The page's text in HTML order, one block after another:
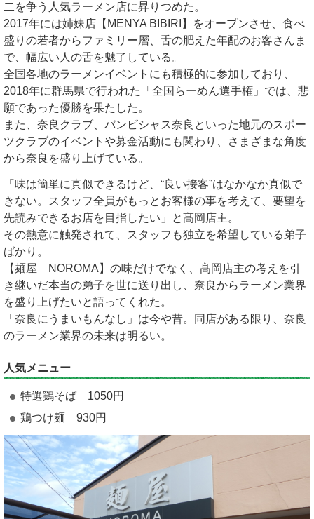
二を争う人気ラーメン店に昇りつめた。
2017年には姉妹店【MENYA BIBIRI】をオープンさせ、食べ
盛りの若者からファミリー層、舌の肥えた年配のお客さんま
で、幅広い人の舌を魅了している。
全国各地のラーメンイベントにも積極的に参加しており、
2018年に群馬県で行われた「全国らーめん選手権」では、悲
願であった優勝を果たした。
また、奈良クラブ、バンビシャス奈良といった地元のスポー
ツクラブのイベントや募金活動にも関わり、さまざまな角度
から奈良を盛り上げている。
「味は簡単に真似できるけど、“良い接客”はなかなか真似で
きない。スタッフ全員がもっとお客様の事を考えて、要望を
先読みできるお店を目指したい」と髙岡店主。
その熱意に触発されて、スタッフも独立を希望している弟子
ばかり。
【麺屋 NOROMA】の味だけでなく、髙岡店主の考えを引
き継いだ本当の弟子を世に送り出し、奈良からラーメン業界
を盛り上げたいと語ってくれた。
「奈良にうまいもんなし」は今や昔。同店がある限り、奈良
のラーメン業界の未来は明るい。
人気メニュー
特選鶏そば 1050円
鶏つけ麺 930円